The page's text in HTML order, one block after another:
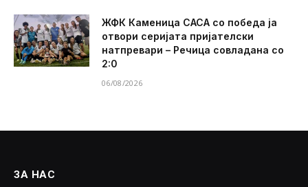
ЖФК Каменица САСА со победа ја
отвори серијата пријателски
натпревари – Речица совладана со
2:0
06/08/2026
ЗА НАС